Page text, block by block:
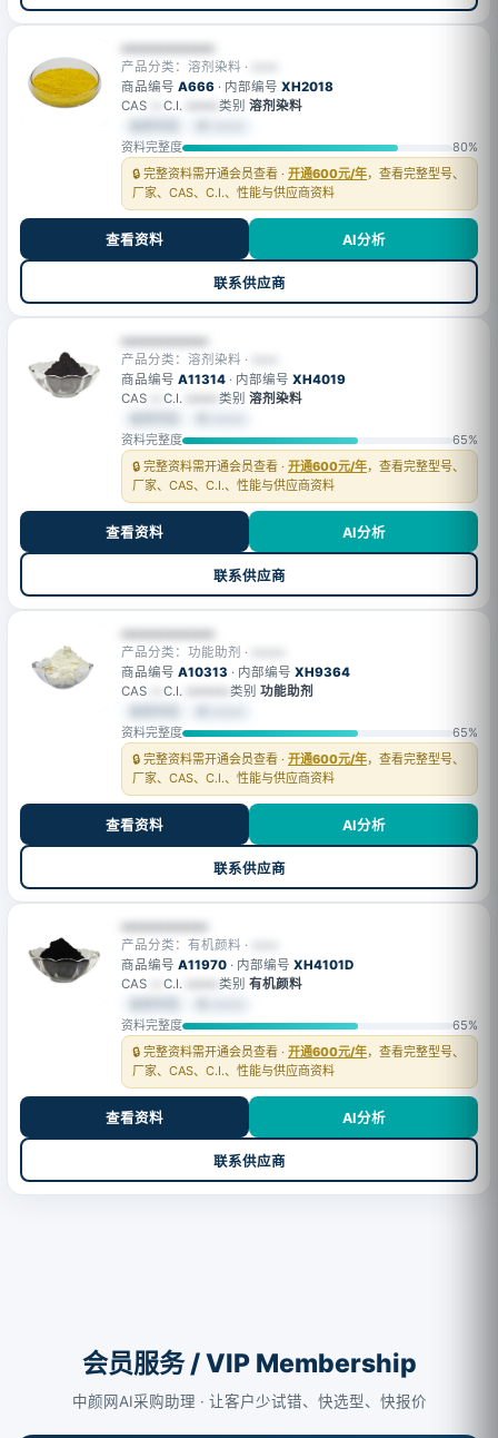
••••••••••••••
产品分类：溶剂染料 ·
商品编号 A666 · 内部编号 XH2018
CAS
C.I. 类别 溶剂染料
资料完整度
80%
🔒 完整资料需开通会员查看 · 开通600元/年，查看完整型号、
厂家、CAS、C.I.、性能与供应商资料
查看资料 AI分析
联系供应商
•••••••••••••
产品分类：溶剂染料 ·
商品编号 A11314 · 内部编号 XH4019
CAS
C.I. 类别 溶剂染料
资料完整度
65%
🔒 完整资料需开通会员查看 · 开通600元/年，查看完整型号、
厂家、CAS、C.I.、性能与供应商资料
查看资料 AI分析
联系供应商
••••••••••••••
产品分类：功能助剂 ·
商品编号 A10313 · 内部编号 XH9364
CAS
C.I. 类别 功能助剂
资料完整度
65%
🔒 完整资料需开通会员查看 · 开通600元/年，查看完整型号、
厂家、CAS、C.I.、性能与供应商资料
查看资料 AI分析
联系供应商
•••••••••••••
产品分类：有机颜料 ·
商品编号 A11970 · 内部编号 XH4101D
CAS
C.I. 类别 有机颜料
资料完整度
65%
🔒 完整资料需开通会员查看 · 开通600元/年，查看完整型号、
厂家、CAS、C.I.、性能与供应商资料
查看资料 AI分析
联系供应商
会员服务 / VIP Membership
中颜网AI采购助理 · 让客户少试错、快选型、快报价